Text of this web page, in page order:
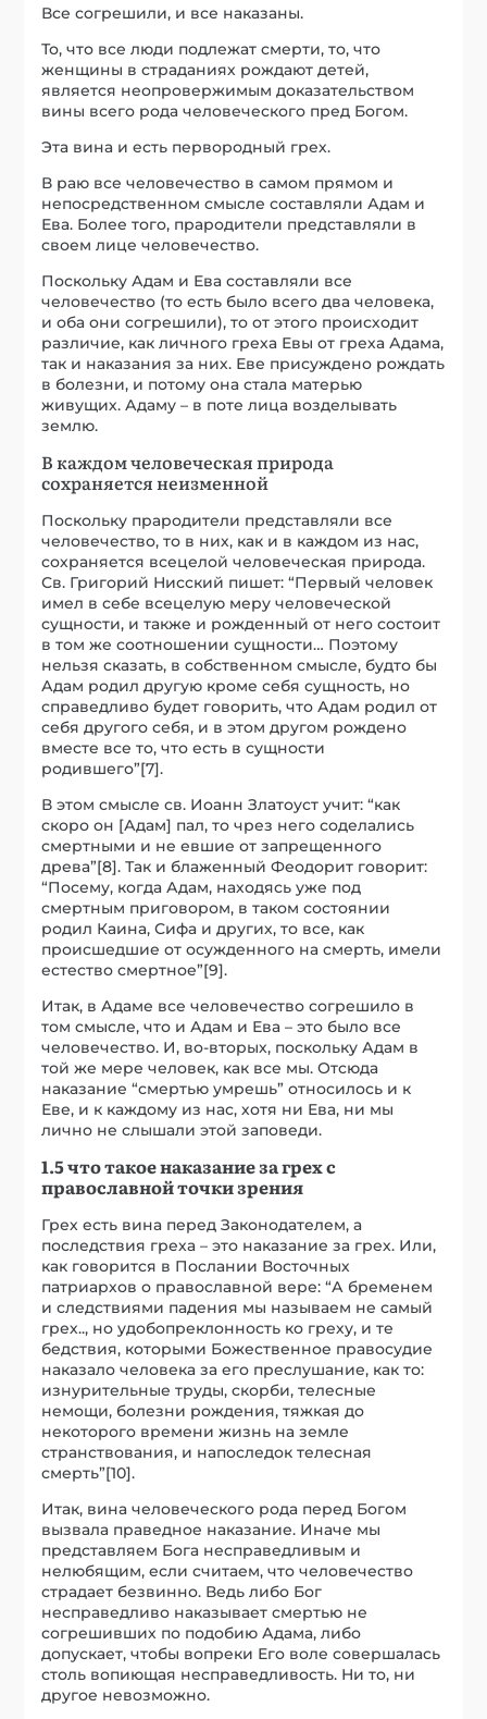
Все согрешили, и все наказаны.
То, что все люди подлежат смерти, то, что
женщины в страданиях рождают детей,
является неопровержимым доказательством
вины всего рода человеческого пред Богом.
Эта вина и есть первородный грех.
В раю все человечество в самом прямом и
непосредственном смысле составляли Адам и
Ева. Более того, прародители представляли в
своем лице человечество.
Поскольку Адам и Ева составляли все
человечество (то есть было всего два человека,
и оба они согрешили), то от этого происходит
различие, как личного греха Евы от греха Адама,
так и наказания за них. Еве присуждено рождать
в болезни, и потому она стала матерью
живущих. Адаму – в поте лица возделывать
землю.
В каждом человеческая природа
сохраняется неизменной
Поскольку прародители представляли все
человечество, то в них, как и в каждом из нас,
сохраняется всецелой человеческая природа.
Св. Григорий Нисский пишет: “Первый человек
имел в себе всецелую меру человеческой
сущности, и также и рожденный от него состоит
в том же соотношении сущности… Поэтому
нельзя сказать, в собственном смысле, будто бы
Адам родил другую кроме себя сущность, но
справедливо будет говорить, что Адам родил от
себя другого себя, и в этом другом рождено
вместе все то, что есть в сущности
родившего”[7].
В этом смысле св. Иоанн Златоуст учит: “как
скоро он [Адам] пал, то чрез него соделались
смертными и не евшие от запрещенного
древа”[8]. Так и блаженный Феодорит говорит:
“Посему, когда Адам, находясь уже под
смертным приговором, в таком состоянии
родил Каина, Сифа и других, то все, как
происшедшие от осужденного на смерть, имели
естество смертное”[9].
Итак, в Адаме все человечество согрешило в
том смысле, что и Адам и Ева – это было все
человечество. И, во-вторых, поскольку Адам в
той же мере человек, как все мы. Отсюда
наказание “смертью умрешь” относилось и к
Еве, и к каждому из нас, хотя ни Ева, ни мы
лично не слышали этой заповеди.
1.5 что такое наказание за грех с
православной точки зрения
Грех есть вина перед Законодателем, а
последствия греха – это наказание за грех. Или,
как говорится в Послании Восточных
патриархов о православной вере: “А бременем
и следствиями падения мы называем не самый
грех.., но удобопреклонность ко греху, и те
бедствия, которыми Божественное правосудие
наказало человека за его преслушание, как то:
изнурительные труды, скорби, телесные
немощи, болезни рождения, тяжкая до
некоторого времени жизнь на земле
странствования, и напоследок телесная
смерть”[10].
Итак, вина человеческого рода перед Богом
вызвала праведное наказание. Иначе мы
представляем Бога несправедливым и
нелюбящим, если считаем, что человечество
страдает безвинно. Ведь либо Бог
несправедливо наказывает смертью не
согрешивших по подобию Адама, либо
допускает, чтобы вопреки Его воле совершалась
столь вопиющая несправедливость. Ни то, ни
другое невозможно.
Email